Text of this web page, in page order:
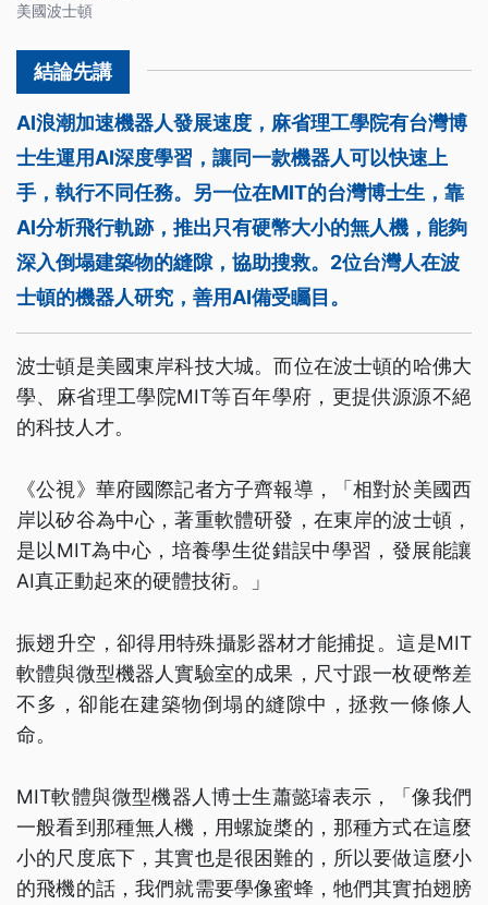
美國波士頓
AI浪潮加速機器人發展速度，麻省理工學院有台灣博
士生運用AI深度學習，讓同一款機器人可以快速上
手，執行不同任務。另一位在MIT的台灣博士生，靠
AI分析飛行軌跡，推出只有硬幣大小的無人機，能夠
深入倒塌建築物的縫隙，協助搜救。2位台灣人在波
士頓的機器人研究，善用AI備受矚目。
波士頓是美國東岸科技大城。而位在波士頓的哈佛大
學、麻省理工學院MIT等百年學府，更提供源源不絕
的科技人才。
《公視》華府國際記者方子齊報導，「相對於美國西
岸以矽谷為中心，著重軟體研發，在東岸的波士頓，
是以MIT為中心，培養學生從錯誤中學習，發展能讓
AI真正動起來的硬體技術。」
振翅升空，卻得用特殊攝影器材才能捕捉。這是MIT
軟體與微型機器人實驗室的成果，尺寸跟一枚硬幣差
不多，卻能在建築物倒塌的縫隙中，拯救一條條人
命。
MIT軟體與微型機器人博士生蕭懿璿表示，「像我們
一般看到那種無人機，用螺旋槳的，那種方式在這麼
小的尺度底下，其實也是很困難的，所以要做這麼小
的飛機的話，我們就需要學像蜜蜂，牠們其實拍翅膀